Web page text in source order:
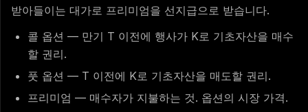
받아들이는 대가로 프리미엄을 선지급으로 받습니다.
콜 옵션 — 만기 T 이전에 행사가 K로 기초자산을 매수
할 권리.
풋 옵션 — T 이전에 K로 기초자산을 매도할 권리.
프리미엄 — 매수자가 지불하는 것. 옵션의 시장 가격.